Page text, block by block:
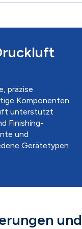
präzise
Komponenten
unterstützt
Finishing-
und
Gerätetypen
und